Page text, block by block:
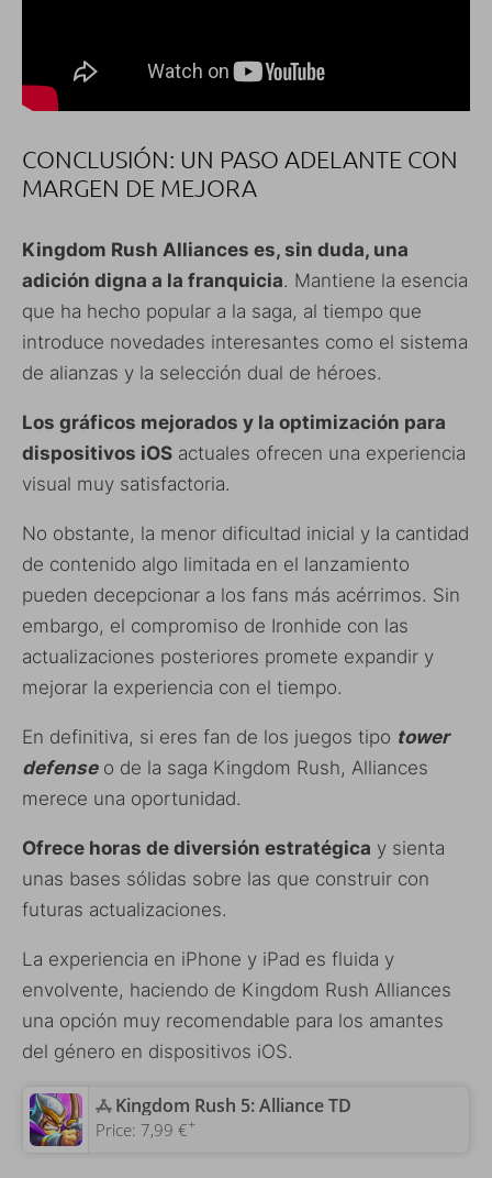
CONCLUSIÓN: UN PASO ADELANTE CON
MARGEN DE MEJORA
Kingdom Rush Alliances es, sin duda, una
adición digna a la franquicia. Mantiene la esencia
que ha hecho popular a la saga, al tiempo que
introduce novedades interesantes como el sistema
de alianzas y la selección dual de héroes.
Los gráficos mejorados y la optimización para
dispositivos iOS actuales ofrecen una experiencia
visual muy satisfactoria.
No obstante, la menor dificultad inicial y la cantidad
de contenido algo limitada en el lanzamiento
pueden decepcionar a los fans más acérrimos. Sin
embargo, el compromiso de Ironhide con las
actualizaciones posteriores promete expandir y
mejorar la experiencia con el tiempo.
En definitiva, si eres fan de los juegos tipo tower
defenseo de la saga Kingdom Rush, Alliances
merece una oportunidad.
Ofrece horas de diversión estratégica y sienta
unas bases sólidas sobre las que construir con
futuras actualizaciones.
La experiencia en iPhone y iPad es fluida y
envolvente, haciendo de Kingdom Rush Alliances
una opción muy recomendable para los amantes
del género en dispositivos iOS.
‎Kingdom Rush 5: Alliance TD
Price: 7,99 €+